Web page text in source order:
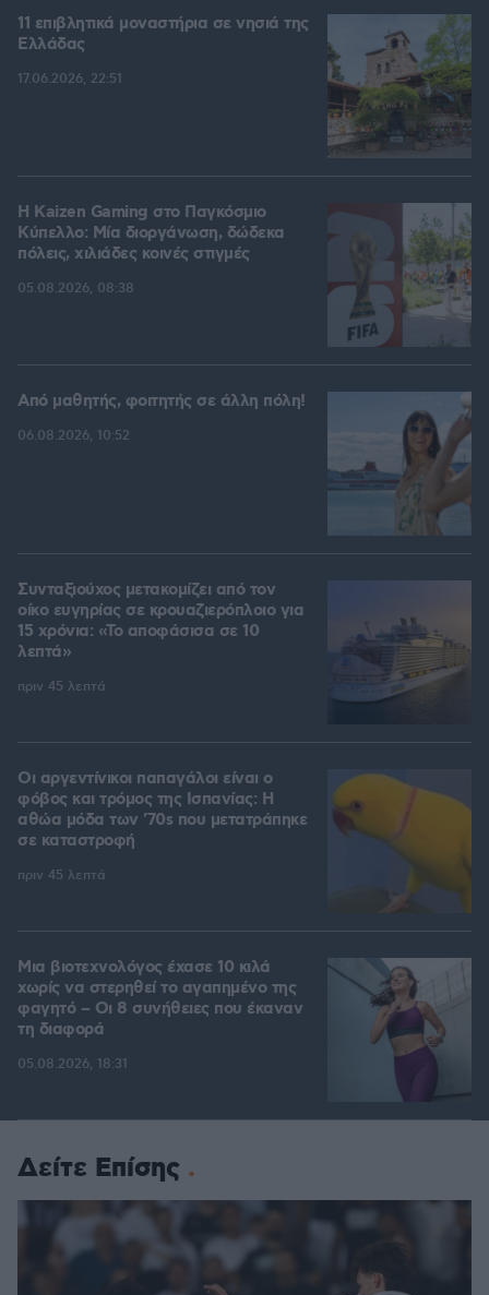
11 επιβλητικά μοναστήρια σε νησιά της
Ελλάδας
17.06.2026, 22:51
H Kaizen Gaming στο Παγκόσμιο
Kύπελλο: Μία διοργάνωση, δώδεκα
πόλεις, χιλιάδες κοινές στιγμές
05.08.2026, 08:38
Από μαθητής, φοιτητής σε άλλη πόλη!
06.08.2026, 10:52
Συνταξιούχος μετακομίζει από τον
οίκο ευγηρίας σε κρουαζιερόπλοιο για
15 χρόνια: «Το αποφάσισα σε 10
λεπτά»
πριν 45 λεπτά
Οι αργεντίνικοι παπαγάλοι είναι ο
φόβος και τρόμος της Ισπανίας: Η
αθώα μόδα των '70s που μετατράπηκε
σε καταστροφή
πριν 45 λεπτά
Μια βιοτεχνολόγος έχασε 10 κιλά
χωρίς να στερηθεί το αγαπημένο της
φαγητό – Οι 8 συνήθειες που έκαναν
τη διαφορά
05.08.2026, 18:31
Δείτε Επίσης